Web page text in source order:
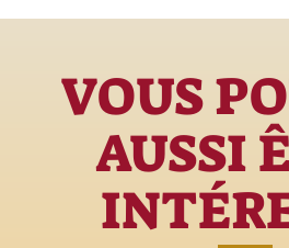
VOUS
AUSSI